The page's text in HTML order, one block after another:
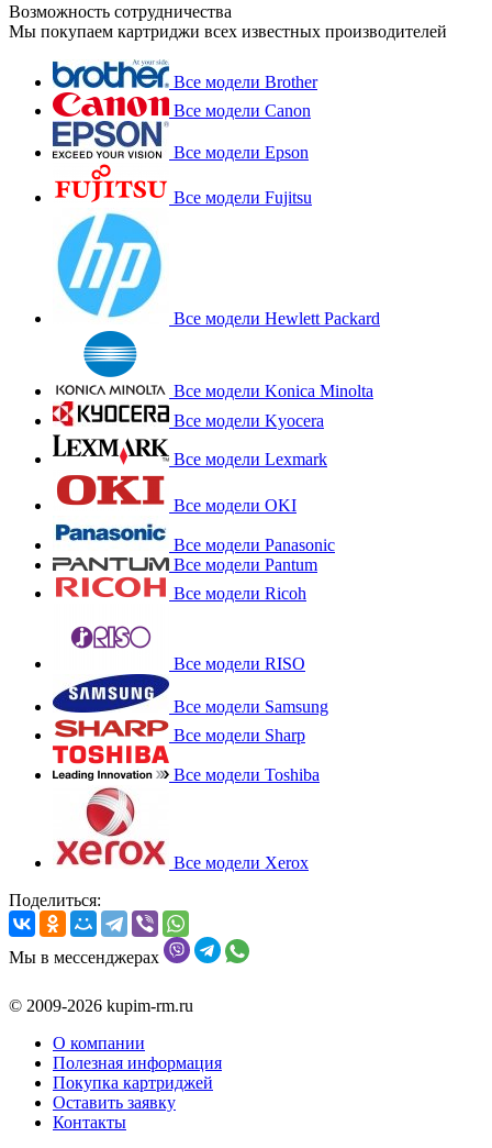
Возможность сотрудничества
Мы покупаем картриджи всех известных производителей
Все модели Brother
Все модели Canon
Все модели Epson
Все модели Fujitsu
Все модели Hewlett Packard
Все модели Konica Minolta
Все модели Kyocera
Все модели Lexmark
Все модели OKI
Все модели Panasonic
Все модели Pantum
Все модели Ricoh
Все модели RISO
Все модели Samsung
Все модели Sharp
Все модели Toshiba
Все модели Xerox
Поделиться:
Мы в мессенджерах
© 2009-2026 kupim-rm.ru
О компании
Полезная информация
Покупка картриджей
Оставить заявку
Контакты